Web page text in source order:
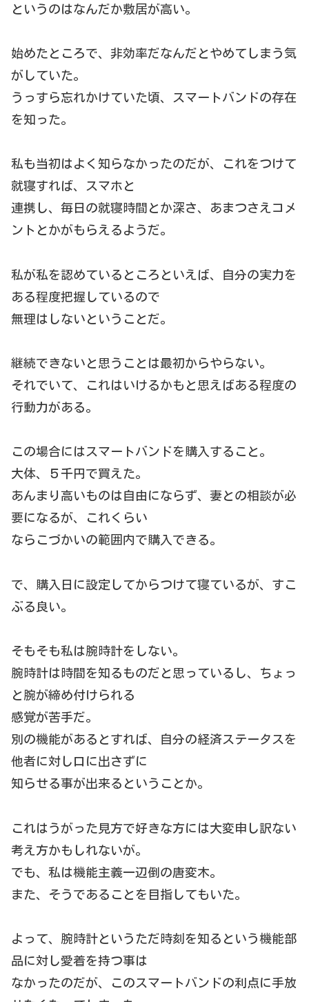
というのはなんだか敷居が高い。
始めたところで、非効率だなんだとやめてしまう気
がしていた。
うっすら忘れかけていた頃、スマートバンドの存在
を知った。
私も当初はよく知らなかったのだが、これをつけて
就寝すれば、スマホと
連携し、毎日の就寝時間とか深さ、あまつさえコメ
ントとかがもらえるようだ。
私が私を認めているところといえば、自分の実力を
ある程度把握しているので
無理はしないということだ。
継続できないと思うことは最初からやらない。
それでいて、これはいけるかもと思えばある程度の
行動力がある。
この場合にはスマートバンドを購入すること。
大体、５千円で買えた。
あんまり高いものは自由にならず、妻との相談が必
要になるが、これくらい
ならこづかいの範囲内で購入できる。
で、購入日に設定してからつけて寝ているが、すこ
ぶる良い。
そもそも私は腕時計をしない。
腕時計は時間を知るものだと思っているし、ちょっ
と腕が締め付けられる
感覚が苦手だ。
別の機能があるとすれば、自分の経済ステータスを
他者に対し口に出さずに
知らせる事が出来るということか。
これはうがった見方で好きな方には大変申し訳ない
考え方かもしれないが。
でも、私は機能主義一辺倒の唐変木。
また、そうであることを目指してもいた。
よって、腕時計というただ時刻を知るという機能部
品に対し愛着を持つ事は
なかったのだが、このスマートバンドの利点に手放